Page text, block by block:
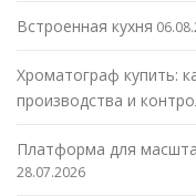
Встроенная кухня
Хроматограф купить:
производства и
Платформа для
28.07.2026